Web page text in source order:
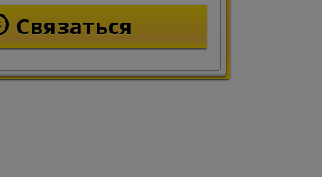
Связаться